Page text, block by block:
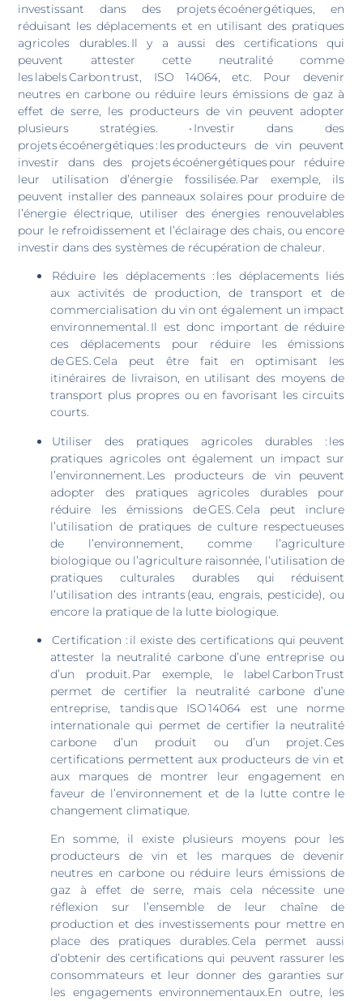
investissant dans des projets écoénergétiques, en
réduisant les déplacements et en utilisant des pratiques
agricoles durables. Il y a aussi des certifications qui
peuvent attester cette neutralité comme
les labels Carbon trust, ISO 14064, etc.
Pour devenir
neutres en carbone ou réduire leurs émissions de gaz à
effet de serre, les producteurs de vin peuvent adopter
plusieurs stratégies.
• Investir dans des
projets écoénergétiques : les producteurs de vin peuvent
investir dans des projets écoénergétiques pour réduire
leur utilisation d’énergie fossilisée. Par exemple, ils
peuvent installer des panneaux solaires pour produire de
l’énergie électrique, utiliser des énergies renouvelables
pour le refroidissement et l’éclairage des chais, ou encore
investir dans des systèmes de récupération de chaleur.
Réduire les déplacements : les déplacements liés
aux activités de production, de transport et de
commercialisation du vin ont également un impact
environnemental. Il est donc important de réduire
ces déplacements pour réduire les émissions
de GES. Cela peut être fait en optimisant les
itinéraires de livraison, en utilisant des moyens de
transport plus propres ou en favorisant les circuits
courts.
Utiliser des pratiques agricoles durables : les
pratiques agricoles ont également un impact sur
l’environnement. Les producteurs de vin peuvent
adopter des pratiques agricoles durables pour
réduire les émissions de GES. Cela peut inclure
l’utilisation de pratiques de culture respectueuses
de l’environnement, comme l’agriculture
biologique ou l’agriculture raisonnée, l’utilisation de
pratiques culturales durables qui réduisent
l’utilisation des intrants (eau, engrais, pesticide), ou
encore la pratique de la lutte biologique.
Certification : il existe des certifications qui peuvent
attester la neutralité carbone d’une entreprise ou
d’un produit. Par exemple, le label Carbon Trust
permet de certifier la neutralité carbone d’une
entreprise, tandis que ISO 14064 est une norme
internationale qui permet de certifier la neutralité
carbone d’un produit ou d’un projet. Ces
certifications permettent aux producteurs de vin et
aux marques de montrer leur engagement en
faveur de l’environnement et de la lutte contre le
changement climatique.
En somme, il existe plusieurs moyens pour les
producteurs de vin et les marques de devenir
neutres en carbone ou réduire leurs émissions de
gaz à effet de serre, mais cela nécessite une
réflexion sur l’ensemble de leur chaîne de
production et des investissements pour mettre en
place des pratiques durables. Cela permet aussi
d’obtenir des certifications qui peuvent rassurer les
consommateurs et leur donner des garanties sur
les engagements environnementaux.En outre, les